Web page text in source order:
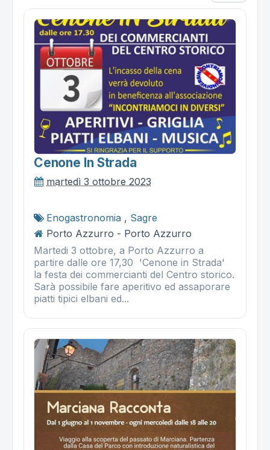
Cenone In Strada
martedì 3 ottobre 2023
Enogastronomia , Sagre
Porto Azzurro - Porto Azzurro
Martedi 3 ottobre, a Porto Azzurro a
partire dalle ore 17,30 'Cenone in Strada'
la festa dei commercianti del Centro storico.
Sarà possibile fare aperitivo ed assaporare
piatti tipici elbani ed...